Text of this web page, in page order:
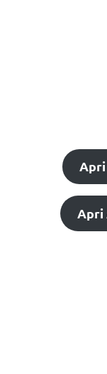
Apri